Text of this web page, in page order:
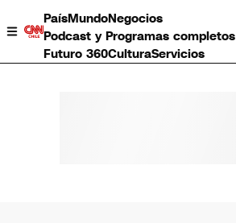
PaísMundoNegocios
Podcast y Programas completos
Futuro 360CulturaServicios